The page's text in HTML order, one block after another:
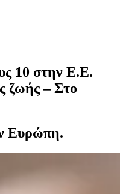
10 στην Ε.Ε.
ζωής – Στο
Ευρώπη.